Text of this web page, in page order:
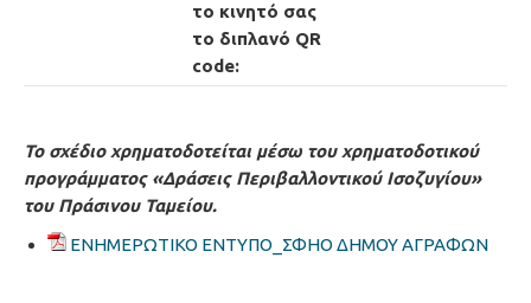
το κινητό σας
το διπλανό QR
code:
Το σχέδιο χρηματοδοτείται μέσω του χρηματοδοτικού
προγράμματος «Δράσεις Περιβαλλοντικού Ισοζυγίου»
του Πράσινου Ταμείου.
ΕΝΗΜΕΡΩΤΙΚΟ ΕΝΤΥΠΟ_ΣΦΗΟ ΔΗΜΟΥ ΑΓΡΑΦΩΝ